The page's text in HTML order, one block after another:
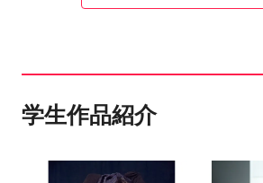
NiziU、BABYMETAL、MAX、
学生作品紹介